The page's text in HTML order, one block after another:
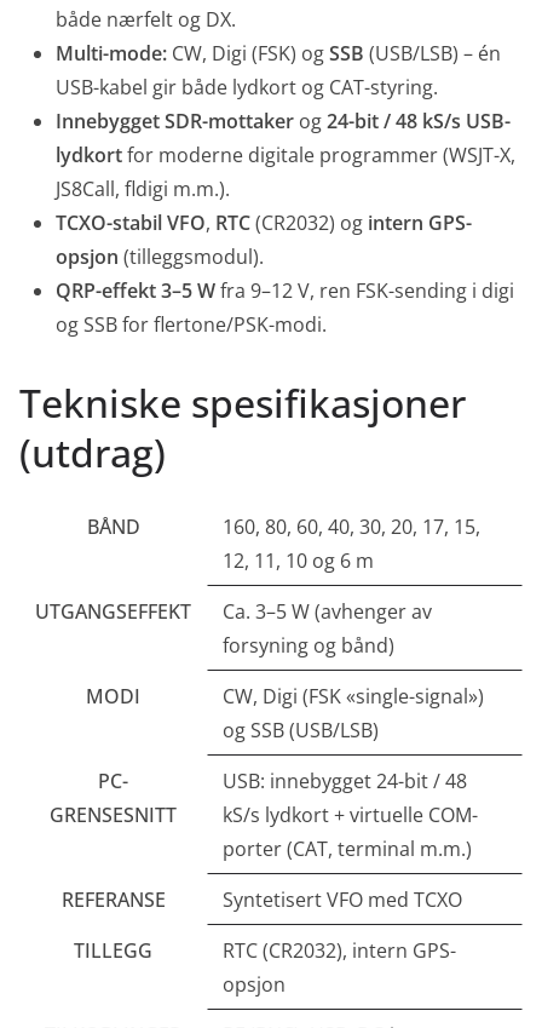
både nærfelt og DX.
Multi-mode: CW, Digi (FSK) ogSSB (USB/LSB) – én
USB-kabel gir både lydkort og CAT-styring.
Innebygget SDR-mottaker og24-bit / 48 kS/s USB-
lydkortfor moderne digitale programmer (WSJT-X,
JS8Call, fldigi m.m.).
TCXO-stabil VFO, RTC(CR2032) og intern GPS-
opsjon (tilleggsmodul).
QRP-effekt 3–5 Wfra 9–12 V, ren FSK-sending i digi
og SSB for flertone/PSK-modi.
Tekniske spesifikasjoner
(utdrag)
BÅND
160, 80, 60, 40, 30, 20, 17, 15,
12, 11, 10 og 6 m
UTGANGSEFFEKT
Ca. 3–5 W (avhenger av
forsyning og bånd)
MODI
CW, Digi (FSK «single-signal»)
og SSB (USB/LSB)
PC-
GRENSESNITT
USB: innebygget 24-bit / 48
kS/s lydkort + virtuelle COM-
porter (CAT, terminal m.m.)
REFERANSE
Syntetisert VFO med TCXO
TILLEGG
RTC (CR2032), intern GPS-
opsjon